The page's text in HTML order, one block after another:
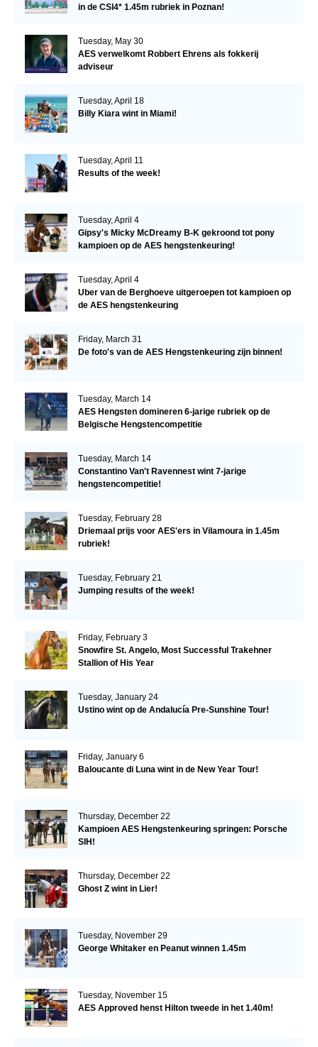
in de CSI4* 1.45m rubriek in Poznan!
Tuesday, May 30
AES verwelkomt Robbert Ehrens als fokkerij
adviseur
Tuesday, April 18
Billy Kiara wint in Miami!
Tuesday, April 11
Results of the week!
Tuesday, April 4
Gipsy's Micky McDreamy B-K gekroond tot pony
kampioen op de AES hengstenkeuring!
Tuesday, April 4
Uber van de Berghoeve uitgeroepen tot kampioen op
de AES hengstenkeuring
Friday, March 31
De foto's van de AES Hengstenkeuring zijn binnen!
Tuesday, March 14
AES Hengsten domineren 6-jarige rubriek op de
Belgische Hengstencompetitie
Tuesday, March 14
Constantino Van't Ravennest wint 7-jarige
hengstencompetitie!
Tuesday, February 28
Driemaal prijs voor AES'ers in Vilamoura in 1.45m
rubriek!
Tuesday, February 21
Jumping results of the week!
Friday, February 3
Snowfire St. Angelo, Most Successful Trakehner
Stallion of His Year
Tuesday, January 24
Ustino wint op de Andalucía Pre-Sunshine Tour!
Friday, January 6
Baloucante di Luna wint in de New Year Tour!
Thursday, December 22
Kampioen AES Hengstenkeuring springen: Porsche
SIH!
Thursday, December 22
Ghost Z wint in Lier!
Tuesday, November 29
George Whitaker en Peanut winnen 1.45m
Tuesday, November 15
AES Approved henst Hilton tweede in het 1.40m!